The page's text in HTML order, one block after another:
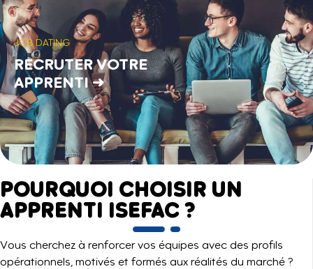
POURQUOI CHOISIR UN
APPRENTI ISEFAC ?
Vous cherchez à renforcer vos équipes avec des profils
opérationnels, motivés et formés aux réalités du marché ?
JOB DATING
RECRUTER VOTRE
APPRENTI →